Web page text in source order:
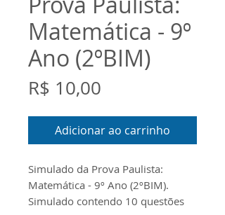
Matemática - 9º
Ano (2ºBIM)
R$ 10,00
Adicionar ao carrinho
Simulado da Prova Paulista:
Matemática - 9º Ano (2ºBIM).
Simulado contendo 10 questões